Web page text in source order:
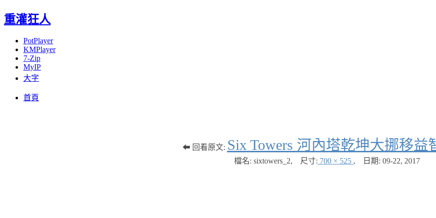
重灌狂人
PotPlayer
KMPlayer
7-Zip
MyIP
大字
首頁
⬅ 回看原文: Six Towers 河內塔乾坤大挪移益
檔名: sixtowers_2, 尺寸: 700 × 525 , 日期: 09-22, 2017